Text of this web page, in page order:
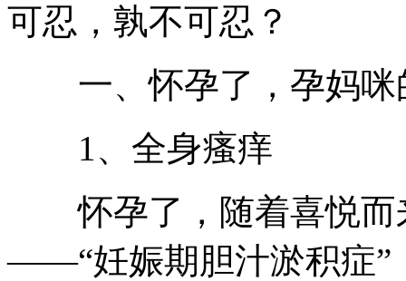
可忍，孰不可忍？
一、怀孕了，孕妈咪
1、全身瘙痒
怀孕了，随着喜悦而
——“妊娠期胆汁淤积症”